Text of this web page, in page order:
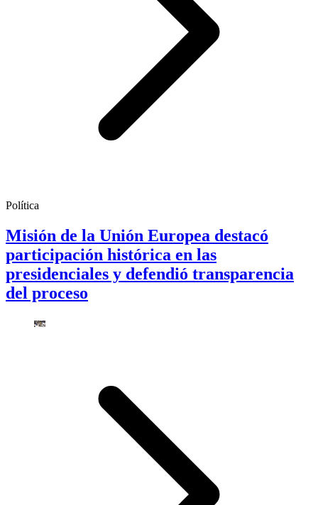
Política
Misión de la Unión Europea destacó
participación histórica en las
presidenciales y defendió transparencia
del proceso